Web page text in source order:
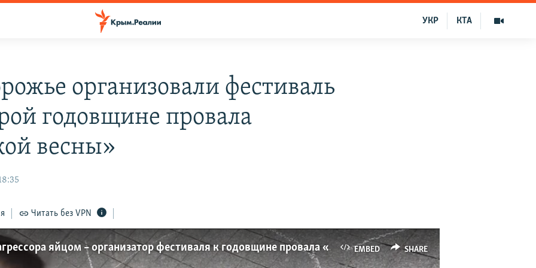
КТА
УКР
организовали фестиваль
годовщине провала
весны»
Читать без VPN
EMBED SHARE
Девочкам удалось остановить агрессора яйцом – организатор фестиваля к годовщине провала «русской весны» в Запорожье (видео)